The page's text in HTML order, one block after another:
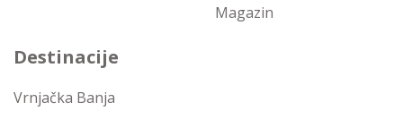
Magazin
Destinacije
Vrnjačka Banja